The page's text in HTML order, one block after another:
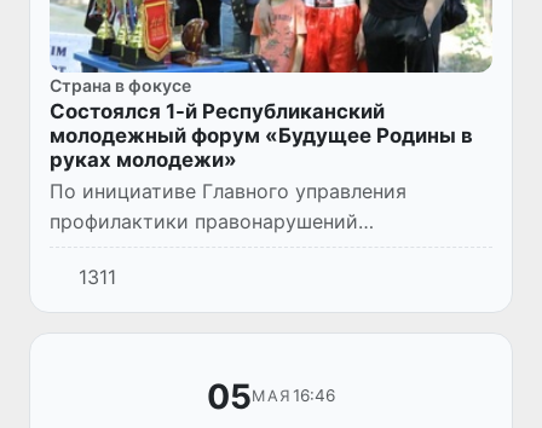
Страна в фокусе
Состоялся 1-й Республиканский
молодежный форум «Будущее Родины в
руках молодежи»
По инициативе Главного управления
профилактики правонарушений
Министерства внутренних дел совместно с
Национальной гвардией Республики
Узбекистан и другими соответствующими
1311
05МАЯ 16:46